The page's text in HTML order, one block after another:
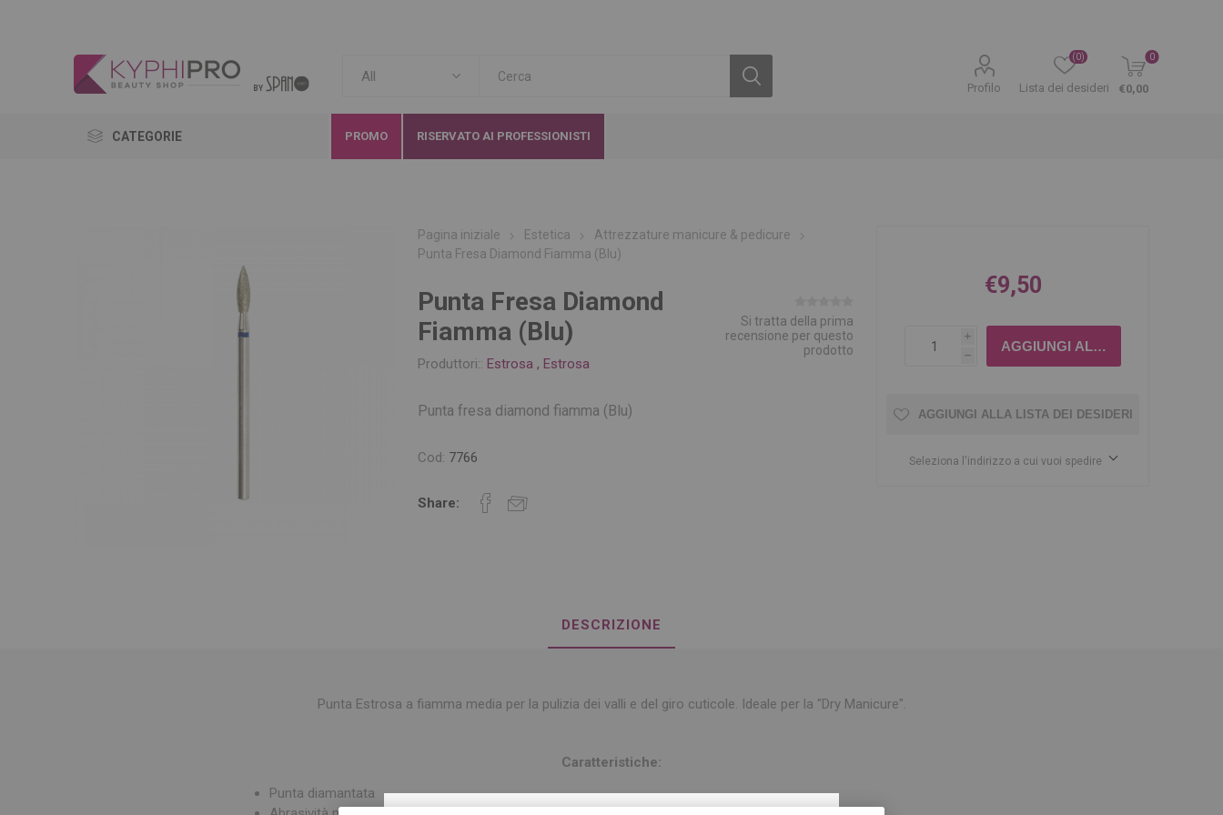
Profilo Lista dei desideri
(0) 0
€0,00
CATEGORIE PROMO RISERVATO AI PROFESSIONISTI
Pagina iniziale Estetica
Attrezzature manicure & pedicure
Punta Fresa Diamond Fiamma (Blu)
Punta Fresa Diamond
Fiamma (Blu)
Produttori:: Estrosa , Estrosa
Si tratta della prima
recensione per questo
prodotto
Punta fresa diamond fiamma (Blu)
Cod: 7766
Share:
€9,50
i
h
AGGIUNGI ALLA LISTA DEI DESIDERI
Seleziona l'indirizzo a cui vuoi spedire
DESCRIZIONE
Punta Estrosa a fiamma media per la pulizia dei valli e del giro cuticole. Ideale per la "Dry Manicure".
Caratteristiche:
Punta diamantata